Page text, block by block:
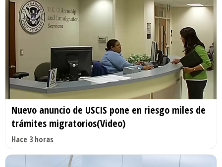
Nuevo anuncio de USCIS pone en riesgo miles de
trámites migratorios(Video)
Hace 3 horas